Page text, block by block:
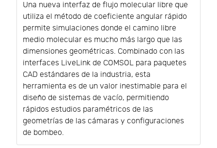
Una nueva interfaz de flujo molecular libre que
utiliza el método de coeficiente angular rápido
permite simulaciones donde el camino libre
medio molecular es mucho más largo que las
dimensiones geométricas. Combinado con las
interfaces LiveLink de COMSOL para paquetes
CAD estándares de la industria, esta
herramienta es de un valor inestimable para el
diseño de sistemas de vacío, permitiendo
rápidos estudios paramétricos de las
geometrías de las cámaras y configuraciones
de bombeo.